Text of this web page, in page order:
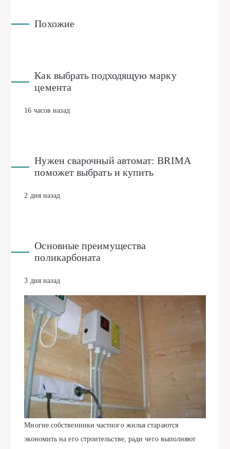
Похожие
Как выбрать подходящую марку
цемента
16 часов назад
Нужен сварочный автомат: BRIMA
поможет выбрать и купить
2 дня назад
Основные преимущества
поликарбоната
3 дня назад
Многие собственники частного жилья стараются
экономить на его строительстве, ради чего выполняют